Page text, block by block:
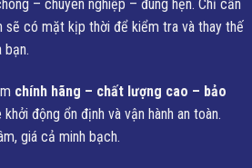
– chuyên nghiệp – đúng hẹn. Chỉ cần
sẽ có mặt kịp thời để kiểm tra và thay thế
bạn.
chính hãng – chất lượng cao – bảo
động ổn định và vận hành an toàn.
giá cả minh bạch.